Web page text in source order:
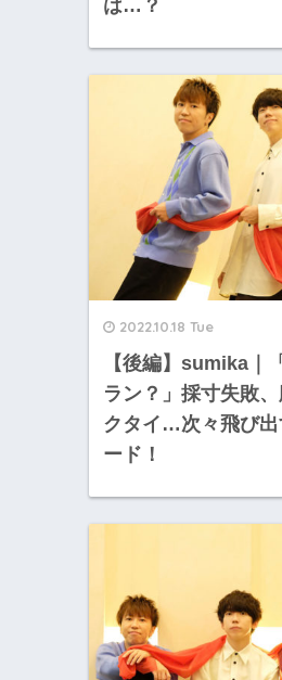
は…？
2022.10.18 Tue
【後編】sumika｜
ラン？」採寸失敗
クタイ…次々飛び出
ード！